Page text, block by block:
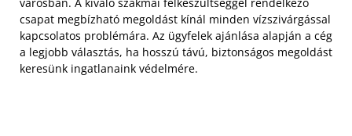
csapat megbízható megoldást kínál minden vízszivárgással
kapcsolatos problémára. Az ügyfelek ajánlása alapján a cég
a legjobb választás, ha hosszú távú, biztonságos megoldást
keresünk ingatlanaink védelmére.